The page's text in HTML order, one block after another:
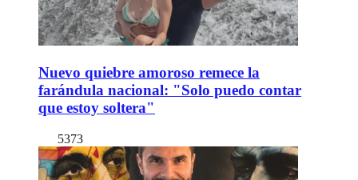
Nuevo quiebre amoroso remece la
farándula nacional: "Solo puedo contar
que estoy soltera"
5373